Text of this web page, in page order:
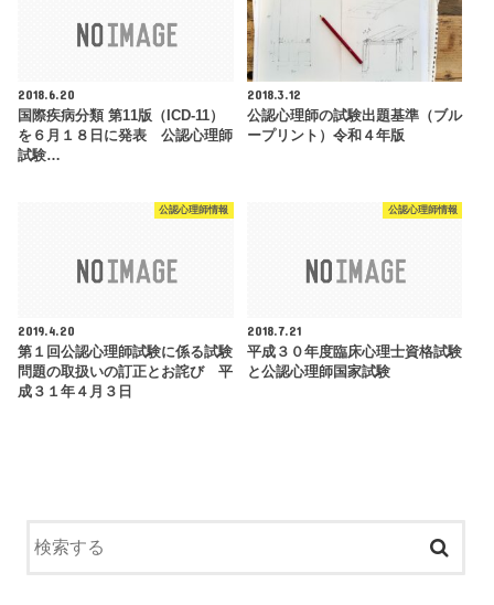
2018.6.20
国際疾病分類 第11版（ICD-11）
を６月１８日に発表 公認心理師
試験…
2018.3.12
公認心理師の試験出題基準（ブル
ープリント）令和４年版
公認心理師情報
2019.4.20
第１回公認心理師試験に係る試験
問題の取扱いの訂正とお詫び 平
成３１年４月３日
公認心理師情報
2018.7.21
平成３０年度臨床心理士資格試験
と公認心理師国家試験